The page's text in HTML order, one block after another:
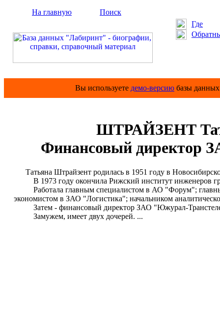
На главную
Поиск
Где
Вы используете демо-версию базы
ШТРАЙЗЕНТ
Финансовый директор
Татьяна Штрайзент родилась в 1951 году в
В 1973 году окончила Рижский институт инженеров
Работала главным специалистом в АО "Форум";
экономистом в ЗАО "Логистика"; начальником
Затем - финансовый директор ЗАО "Южурал-
Замужем, имеет двух дочерей. ...